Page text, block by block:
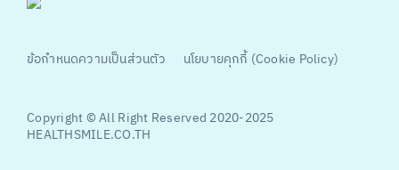
ข้อกำหนดความเป็นส่วนตัว นโยบายคุกกี้ (Cookie Policy)
Copyright © All Right Reserved 2020-2025
HEALTHSMILE.CO.TH